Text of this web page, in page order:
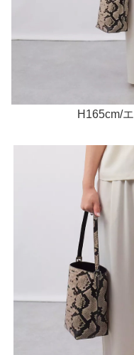
H165cm/